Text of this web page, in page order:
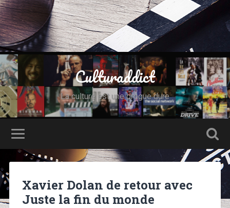
Culturaddict
La culture est une drogue dure
Xavier Dolan de retour avec
Juste la fin du monde